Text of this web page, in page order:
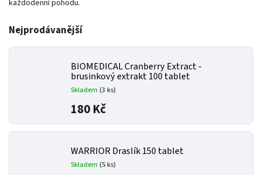
každodenní pohodu.
Nejprodávanější
BIOMEDICAL Cranberry Extract -
brusinkový extrakt 100 tablet
Skladem (3 ks)
180 Kč
WARRIOR Draslík 150 tablet
Skladem (5 ks)